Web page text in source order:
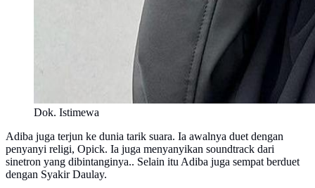
Dok. Istimewa
Adiba juga terjun ke dunia tarik suara. Ia awalnya duet dengan
penyanyi religi, Opick. Ia juga menyanyikan soundtrack dari
sinetron yang dibintanginya.. Selain itu Adiba juga sempat berduet
dengan Syakir Daulay.